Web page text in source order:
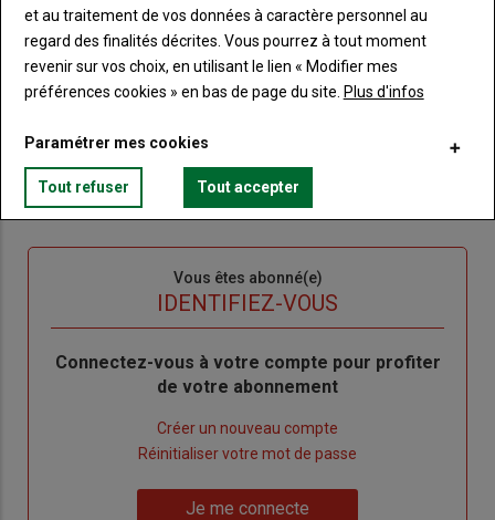
Liste
à
puce
Accédez à tous les articles du site Terre de Touraine
Consultez le journal Terre de Touraine au format
numérique, sur tous les supports
Ne manquez aucune information grâce à la
Vous êtes abonné(e)
IDENTIFIEZ-VOUS
Body
Connectez-vous à votre compte pour profiter
de votre abonnement
Créer un nouveau compte
Réinitialiser votre mot de passe
Je me connecte
et au traitement de vos données à caractère personnel au
regard des finalités décrites. Vous pourrez à tout moment
revenir sur vos choix, en utilisant le lien « Modifier mes
préférences cookies » en bas de page du site. Plus d'infos
Paramétrer mes cookies
Tout refuser Tout accepter